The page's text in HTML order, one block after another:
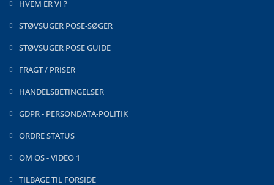
HVEM ER VI ?
STØVSUGER POSE-SØGER
STØVSUGER POSE GUIDE
FRAGT / PRISER
HANDELSBETINGELSER
GDPR - PERSONDATA-POLITIK
ORDRE STATUS
OM OS - VIDEO 1
TILBAGE TIL FORSIDE